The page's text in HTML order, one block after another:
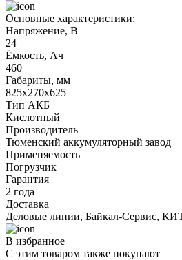
Основные характеристики:
Напряжение, В
24
Ёмкость, Ач
460
Габариты, мм
825х270х625
Тип АКБ
Кислотный
Производитель
Тюменский аккумуляторный завод
Применяемость
Погрузчик
Гарантия
2 года
Доставка
Деловые линии, Байкал-Сервис,
В избранное
С этим товаром также покупают